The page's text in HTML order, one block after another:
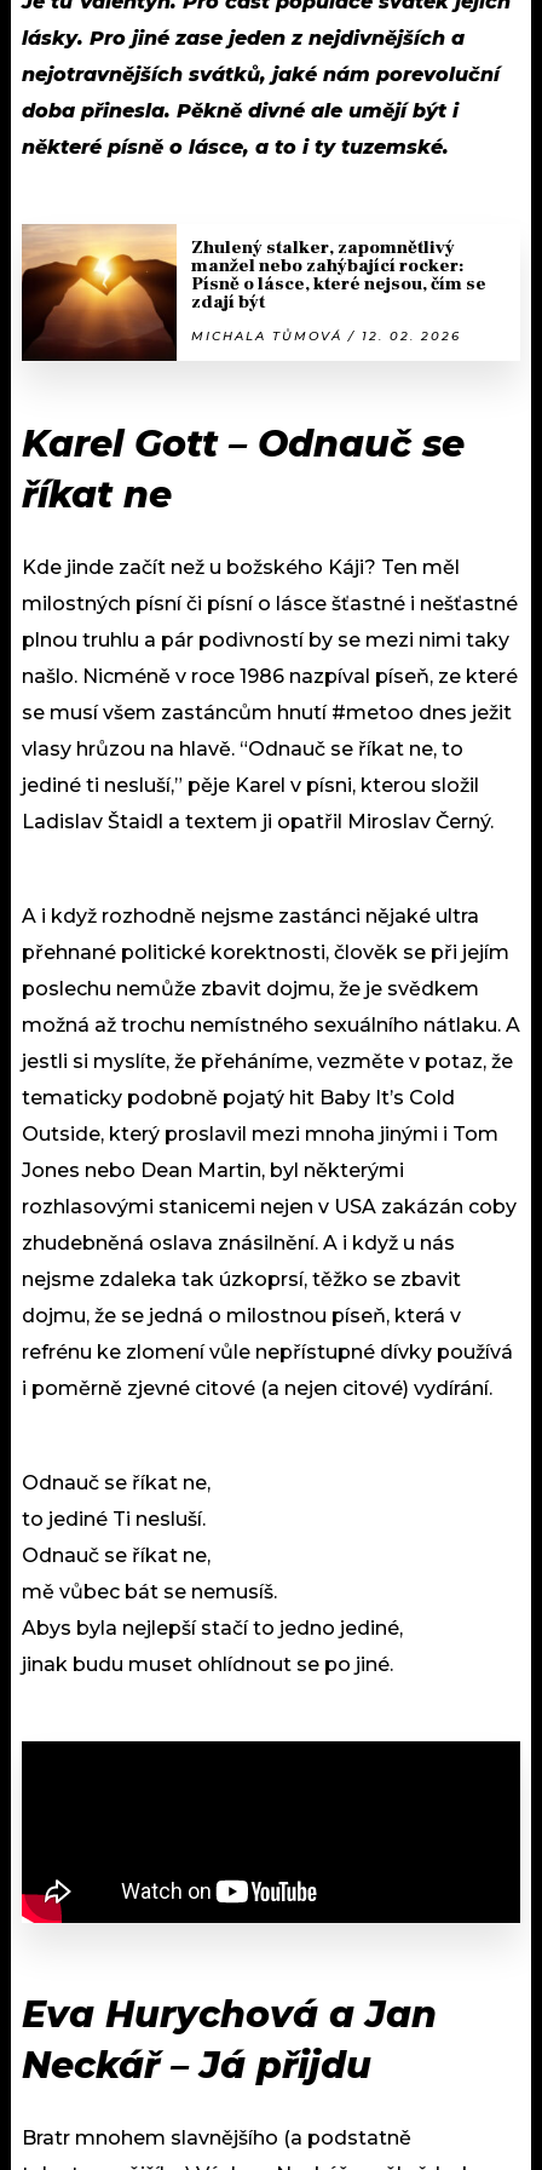
lásky. Pro jiné zase jeden z nejdivnějších a
nejotravnějších svátků, jaké nám porevoluční
doba přinesla. Pěkně divné ale umějí být i
některé písně o lásce, a to i ty tuzemské.
Zhulený stalker, zapomnětlivý
manžel nebo zahýbající rocker:
Písně o lásce, které nejsou, čím se
zdají být
MICHALA TŮMOVÁ / 12. 02. 2026
Karel Gott – Odnauč se
říkat ne
Kde jinde začít než u božského Káji? Ten měl
milostných písní či písní o lásce šťastné i nešťastné
plnou truhlu a pár podivností by se mezi nimi taky
našlo. Nicméně v roce 1986 nazpíval píseň, ze které
se musí všem zastáncům hnutí #metoo dnes ježit
vlasy hrůzou na hlavě. “Odnauč se říkat ne, to
jediné ti nesluší,” pěje Karel v písni, kterou složil
Ladislav Štaidl a textem ji opatřil Miroslav Černý.
A i když rozhodně nejsme zastánci nějaké ultra
přehnané politické korektnosti, člověk se při jejím
poslechu nemůže zbavit dojmu, že je svědkem
možná až trochu nemístného sexuálního nátlaku. A
jestli si myslíte, že přeháníme, vezměte v potaz, že
tematicky podobně pojatý hit Baby It’s Cold
Outside, který proslavil mezi mnoha jinými i Tom
Jones nebo Dean Martin, byl některými
rozhlasovými stanicemi nejen v USA zakázán coby
zhudebněná oslava znásilnění. A i když u nás
nejsme zdaleka tak úzkoprsí, těžko se zbavit
dojmu, že se jedná o milostnou píseň, která v
refrénu ke zlomení vůle nepřístupné dívky používá
i poměrně zjevné citové (a nejen citové) vydírání.
Odnauč se říkat ne,
to jediné Ti nesluší.
Odnauč se říkat ne,
mě vůbec bát se nemusíš.
Abys byla nejlepší stačí to jedno jediné,
jinak budu muset ohlídnout se po jiné.
Eva Hurychová a Jan
Neckář – Já přijdu
Bratr mnohem slavnějšího (a podstatně